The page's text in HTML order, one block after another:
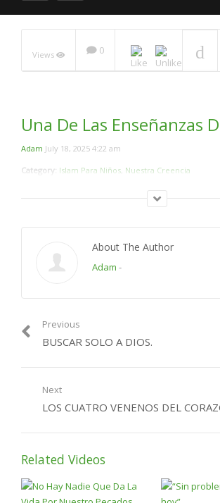
¿Que
Views 0
Una De Las Enseñanzas
Adam July 18, 2025 4:22 am
Category: Islam Para Niños Nuestra Creencia
About The Author
Adam -
Previous
BUSCAR SOLO A DIOS.
Next
LOS CUATRO VENENOS DEL
Related Videos